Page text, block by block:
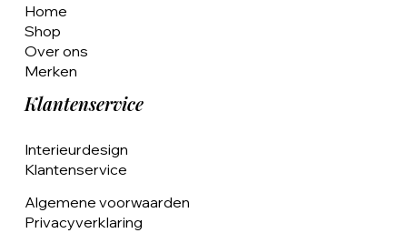
Home
Shop
Over ons
Merken
Klantenservice
Interieurdesign
Klantenservice
Algemene voorwaarden
Privacyverklaring